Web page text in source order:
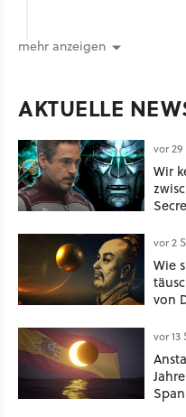
mehr anzeigen
AKTUELLE
vor
Wir
vor 2
Wie
von
vor